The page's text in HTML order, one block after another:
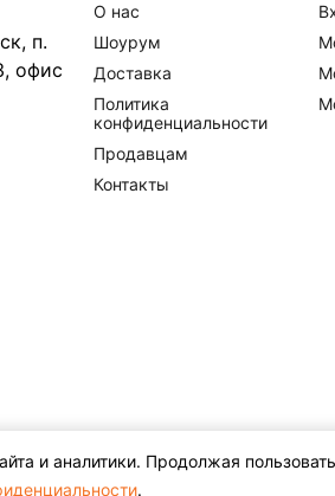
п.
офис
О нас
Шоурум
Доставка
Политика
конфиденциальности
Продавцам
Контакты
и аналитики. Продолжая
.